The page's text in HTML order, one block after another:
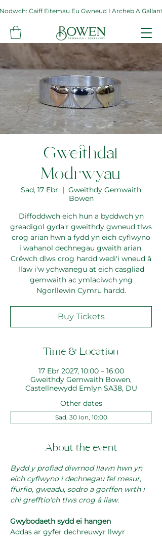
Nodwch: Caiff Eitemau Eu Gwneud I Archeb A
Gweithdai
Modrwyau
Sad, 17 Ebr
  |
Gweithdy Gemwaith
Bowen
Diffoddwch eich hun a byddwch yn
greadigol gyda'r gweithdy gwneud tlws
crog arian hwn a fydd yn eich cyflwyno
i wahanol dechnegau gwaith arian.
Crëwch dlws crog hardd wedi'i wneud â
llaw i'w ychwanegu at eich casgliad
gemwaith ac ymlaciwch yng
Ngorllewin Cymru hardd.
Buy Tickets
Time & Location
17 Ebr 2027, 10:00 – 16:00
Gweithdy Gemwaith Bowen,
Castellnewydd Emlyn SA38, DU
Other dates
Sad, 30 Ion, 10:00
About the event
Bydd y profiad diwrnod llawn hwn yn
eich cyflwyno i dechnegau fel mesur,
ffurfio, gweadu, sodro a gorffen wrth i
chi grefftio'ch tlws crog â llaw.
Gwybodaeth sydd ei hangen
Addas ar gyfer dechreuwyr llwyr